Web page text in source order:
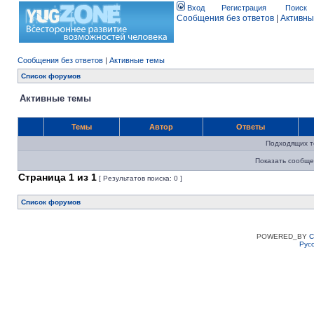
Вход Регистрация Поиск
Сообщения без ответов
Сообщения без ответов | Активные темы
Список форумов
Активные темы
Темы Автор Ответы
Подходящих
Показать
Страница 1 из 1 [ Результатов поиска: 0 ]
Список форумов
POWERED_BY